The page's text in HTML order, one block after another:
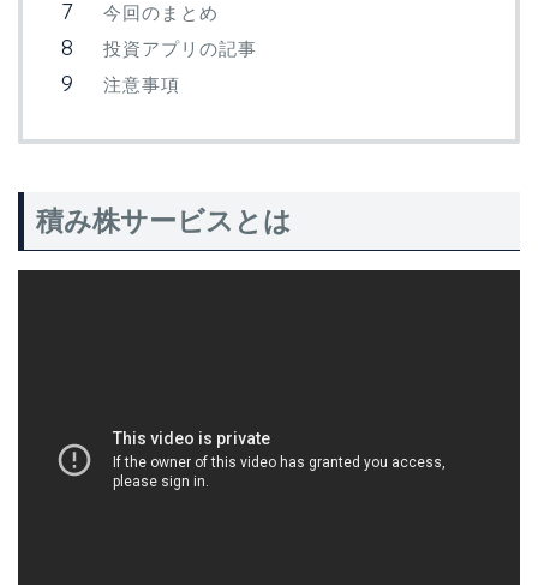
今回のまとめ
投資アプリの記事
注意事項
積み株サービスとは